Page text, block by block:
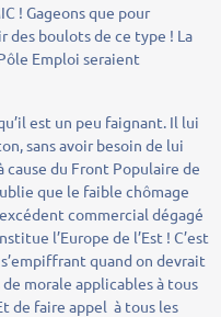
! Gageons que pour
des boulots de ce type ! La
Emploi seraient
est un peu faignant. Il lui
sans avoir besoin de lui
cause du Front Populaire de
que le faible chômage
commercial dégagé
l’Europe de l’Est ! C’est
quand on devrait
morale applicables à tous
de faire appel à tous les